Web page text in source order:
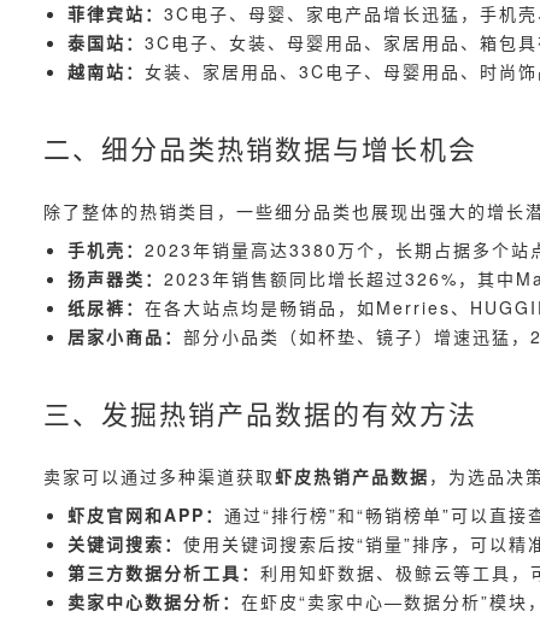
菲律宾站： 3C电子、母婴、家电产品增长迅猛，手机
泰国站： 3C电子、女装、母婴用品、家居用品、箱包
越南站： 女装、家居用品、3C电子、母婴用品、时尚
二、细分品类热销数据与增长机会
除了整体的热销类目，一些细分品类也展现出强大的增长
手机壳： 2023年销量高达3380万个，长期占据多个站
扬声器类： 2023年销售额同比增长超过326%，其中
纸尿裤： 在各大站点均是畅销品，如Merries、
居家小商品： 部分小品类（如杯垫、镜子）增速迅猛
三、发掘热销产品数据的有效方法
卖家可以通过多种渠道获取虾皮热销产品数据 ，为选品决
虾皮官网和APP： 通过“排行榜”和“畅销榜单”可以直
关键词搜索： 使用关键词搜索后按“销量”排序，可以
第三方数据分析工具： 利用知虾数据、极鲸云等工具
卖家中心数据分析： 在虾皮“卖家中心—数据分析”模块